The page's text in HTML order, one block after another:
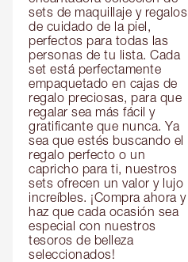
sets de maquillaje y regalos
de cuidado de la piel,
perfectos para todas las
personas de tu lista. Cada
set está perfectamente
empaquetado en cajas de
regalo preciosas, para que
regalar sea más fácil y
gratificante que nunca. Ya
sea que estés buscando el
regalo perfecto o un
capricho para ti, nuestros
sets ofrecen un valor y lujo
increíbles. ¡Compra ahora y
haz que cada ocasión sea
especial con nuestros
tesoros de belleza
seleccionados!